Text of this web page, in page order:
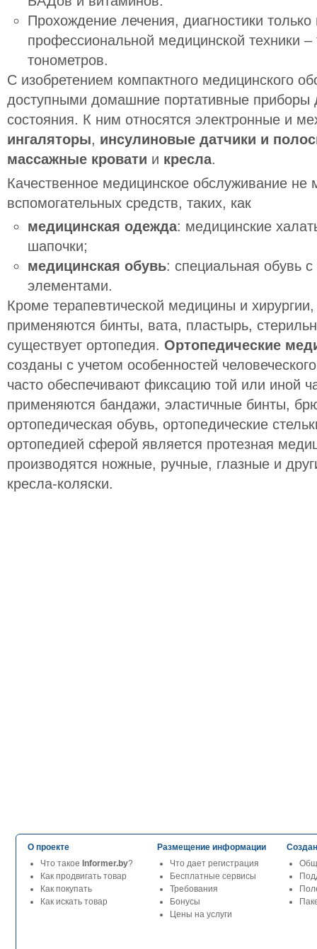
Прохождение лечения, диагностики только
профессиональной медицинской техники
тонометров.
С изобретением компактного медицинского
доступными домашние портативные приборы
состояния. К ним относятся электронные и
ингаляторы, инсулиновые датчики и
массажные кровати и кресла.
Качественное медицинское обслуживание не
вспомогательных средств, таких, как
медицинская одежда: медицинские
шапочки;
медицинская обувь: специальная обувь
элементами.
Кроме терапевтической медицины и
применяются бинты, вата, пластырь,
существует ортопедия. Ортопедические
созданы с учетом особенностей
часто обеспечивают фиксацию той или иной
применяются бандажи, эластичные бинты,
ортопедическая обувь, ортопедические
ортопедией сферой является протезная
производятся ножные, ручные, глазные и
кресла-коляски.
О проекте
Что такое Informer.by?
Как продвигать товар
Как покупать
Как искать товар
Размещение информации
Что дает регистрация
Бесплатные сервисы
Требования
Бонусы
Цены на услуги